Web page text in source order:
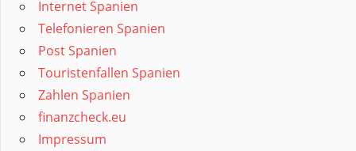
Internet Spanien
Telefonieren Spanien
Post Spanien
Touristenfallen Spanien
Zahlen Spanien
finanzcheck.eu
Impressum